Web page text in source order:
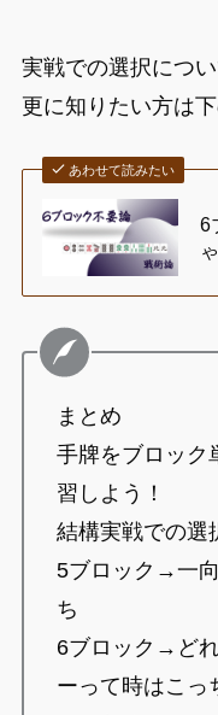
実戦での選択につ
更に知りたい方は
あわせて読みたい
6
まとめ
手牌をブロック
習しよう！
結構実戦での選
5ブロック→一
ち
6ブロック→ど
ーって時はこっ